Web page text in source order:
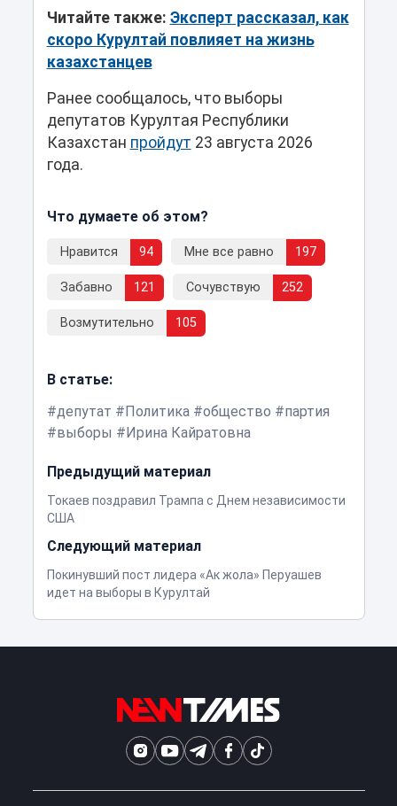
Читайте также: Эксперт рассказал, как
скоро Курултай повлияет на жизнь
казахстанцев
Ранее сообщалось, что выборы
депутатов Курултая Республики
Казахстан пройдут 23 августа 2026
года.
Что думаете об этом?
Нравится 94 Мне все равно 197
Забавно 121 Сочувствую 252
Возмутительно 105
В статье:
депутат
Политика общество
партия
выборы
Ирина Кайратовна
Предыдущий материал
Токаев поздравил Трампа с Днем независимости
США
Следующий материал
Покинувший пост лидера «Ак жола» Перуашев
идет на выборы в Курултай